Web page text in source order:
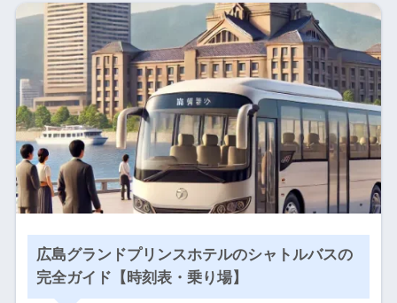
広島グランドプリンスホテルのシャトルバスの
完全ガイド【時刻表・乗り場】